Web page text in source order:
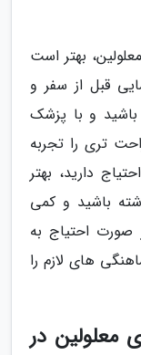
بهتر است
قبل از سفر و
باشید و با پزشک
تری را تجربه
دارید، بهتر
باشید و کمی
صورت احتیاج به
های لازم را
معلولین در